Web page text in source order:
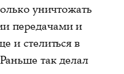
уничтожать
передачами и
и стелиться в
так делал